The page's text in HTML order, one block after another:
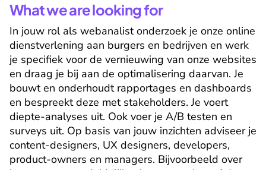
What we are looking for
In jouw rol als webanalist onderzoek je onze online
dienstverlening aan burgers en bedrijven en werk
je specifiek voor de vernieuwing van onze websites
en draag je bij aan de optimalisering daarvan. Je
bouwt en onderhoudt rapportages en dashboards
en bespreekt deze met stakeholders. Je voert
diepte-analyses uit. Ook voer je A/B testen en
surveys uit. Op basis van jouw inzichten adviseer je
content-designers, UX designers, developers,
product-owners en managers. Bijvoorbeeld over